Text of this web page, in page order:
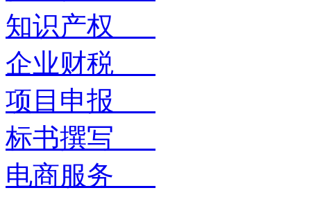
知识产权
企业财税
项目申报
标书撰写
电商服务